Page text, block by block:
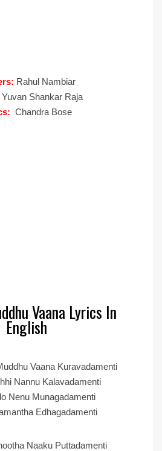
Rahul Nambiar
Yuvan Shankar Raja
Chandra Bose
Vaana Lyrics In
English
Vaana Kuravadamenti
Nannu Kalavadamenti
Nenu Munagadamenti
Edhagadamenti
Naaku Puttadamenti